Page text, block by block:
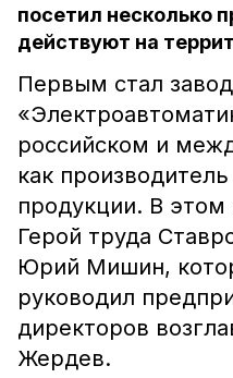
посетил несколько
действуют на
Первым стал завод
российском и
как
продукции. В
Герой труда
Юрий Мишин,
руководил
директоров
Жердев.